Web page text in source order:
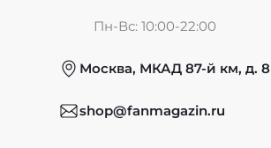
Обмен и возврат
Пн-Вс: 10:00-22:00
Москва, МКАД 87-й км, д. 8
shop@fanmagazin.ru